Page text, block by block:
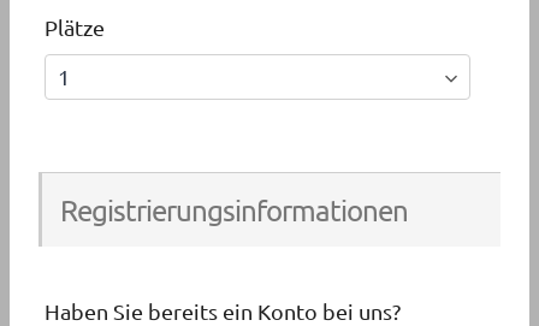
Plätze
Registrierungsinformationen
Haben Sie bereits ein Konto bei uns?